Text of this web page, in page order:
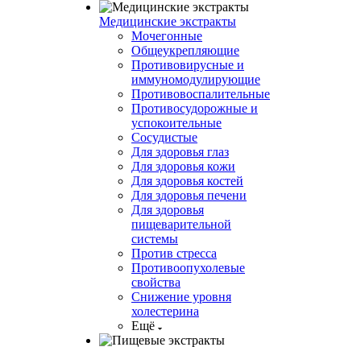
Медицинские экстракты
Мочегонные
Общеукрепляющие
Противовирусные и
иммуномодулирующие
Противовоспалительные
Противосудорожные и
успокоительные
Сосудистые
Для здоровья глаз
Для здоровья кожи
Для здоровья костей
Для здоровья печени
Для здоровья
пищеварительной
системы
Против стресса
Противоопухолевые
свойства
Снижение уровня
холестерина
Ещё